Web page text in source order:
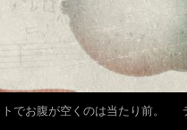
でお腹が空くのは当たり前。